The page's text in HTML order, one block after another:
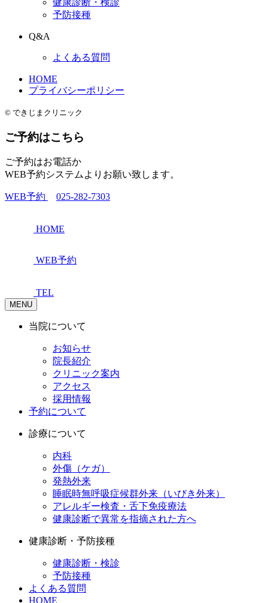
予防接種
Q&A
よくある質問
HOME
プライバシーポリシー
© できじまクリニック
ご予約はこちら
ご予約はお電話か
WEB予約システムよりお願い致します。
WEB予約 025-282-7303
HOME
WEB予約
TEL
MENU
当院について
お知らせ
院長紹介
クリニック案内
アクセス
採用情報
予約について
診療について
内科
外傷（ケガ）
発熱外来
睡眠時無呼吸症候群外来（いびき外来）
アレルギー検査・舌下免疫療法
健康診断で異常を指摘された方へ
健康診断・予防接種
健康診断・検診
予防接種
よくある質問
HOME